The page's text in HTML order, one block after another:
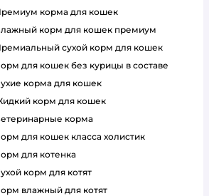
премиум корма для кошек
влажный корм для кошек премиум
премиальный сухой корм для кошек
корм для кошек без курицы в составе
сухие корма для кошек
жидкий корм для кошек
ветеринарные корма
корм для кошек класса холистик
корм для котенка
сухой корм для котят
корм влажный для котят